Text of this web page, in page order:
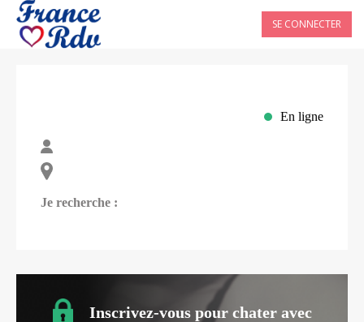
SE CONNECTER
En ligne
Je recherche :
Inscrivez-vous pour chater avec